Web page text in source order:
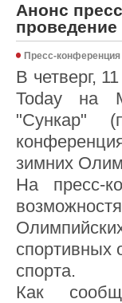
Анонс
Пресс-конференция
В четверг,
Today на
"Сункар"
зимних
На пресс-
спортивных
спорта.
Как